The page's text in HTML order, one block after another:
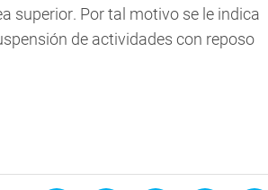
Por tal motivo se le indica
de actividades con reposo